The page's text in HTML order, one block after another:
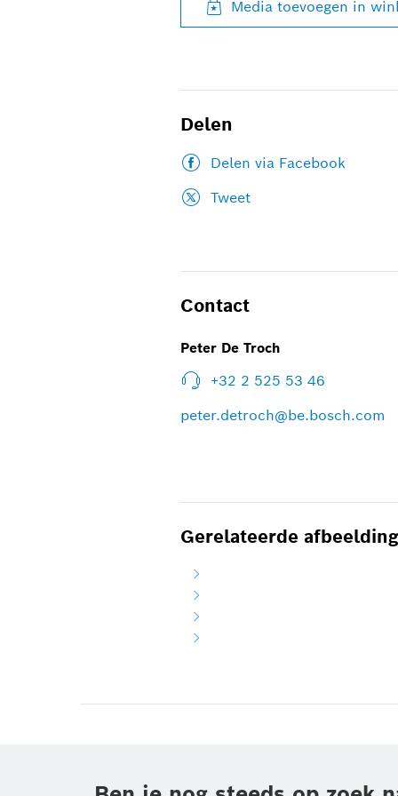
Media toevoegen in
Delen
Delen via Facebook
Tweet
Contact
Peter De Troch
+32 2 525 53 46
peter.detroch@be.bosch.com
Gerelateerde